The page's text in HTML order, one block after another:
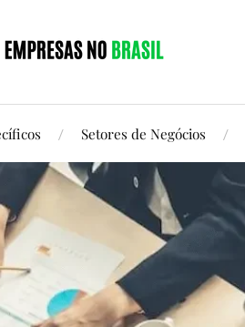
Setores de Negócios